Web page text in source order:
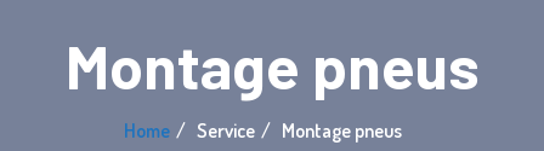
Montage pneus
Home Service Montage pneus